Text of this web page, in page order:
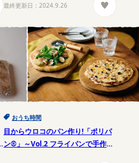
最終更新日： 2024.9.26
おうち時間
目からウロコのパン作り!「ポリパ
ン®」～Vol.2 フライパンで手作り